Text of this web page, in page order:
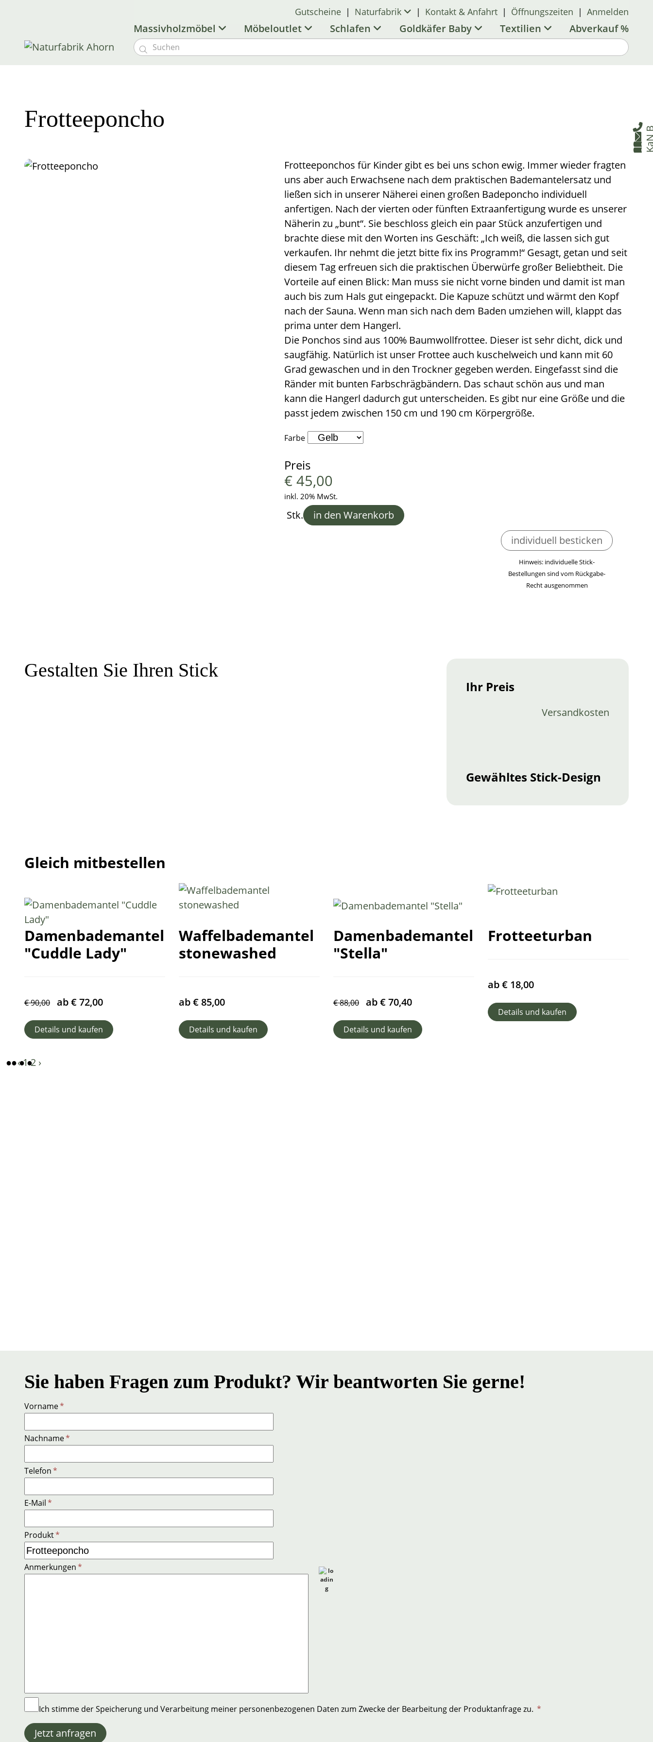



Gutscheine | Naturfabrik | Kontakt & Anfahrt | Öffnungszeiten | Anmelden
Massivholzmöbel Möbeloutlet Schlafen Goldkäfer Baby Textilien Abverkauf %

Frotteeponcho
Frotteeponchos für Kinder gibt es bei uns schon ewig. Immer wieder fragten
uns aber auch Erwachsene nach dem praktischen Bademantelersatz und
ließen sich in unserer Näherei einen großen Badeponcho individuell
anfertigen. Nach der vierten oder fünften Extraanfertigung wurde es unserer
Näherin zu „bunt“. Sie beschloss gleich ein paar Stück anzufertigen und
brachte diese mit den Worten ins Geschäft: „Ich weiß, die lassen sich gut
verkaufen. Ihr nehmt die jetzt bitte fix ins Programm!“ Gesagt, getan und seit
diesem Tag erfreuen sich die praktischen Überwürfe großer Beliebtheit. Die
Vorteile auf einen Blick: Man muss sie nicht vorne binden und damit ist man
auch bis zum Hals gut eingepackt. Die Kapuze schützt und wärmt den Kopf
nach der Sauna. Wenn man sich nach dem Baden umziehen will, klappt das
prima unter dem Hangerl.
Die Ponchos sind aus 100% Baumwollfrottee. Dieser ist sehr dicht, dick und
saugfähig. Natürlich ist unser Frottee auch kuschelweich und kann mit 60
Grad gewaschen und in den Trockner gegeben werden. Eingefasst sind die
Ränder mit bunten Farbschrägbändern. Das schaut schön aus und man
kann die Hangerl dadurch gut unterscheiden. Es gibt nur eine Größe und die
passt jedem zwischen 150 cm und 190 cm Körpergröße.
Farbe
Preis
€ 45,00
inkl. 20% MwSt.
Stk.
in den Warenkorb
individuell besticken
Hinweis: individuelle Stick-
Bestellungen sind vom Rückgabe-
Recht ausgenommen
Gestalten Sie Ihren Stick
Ihr Preis
Versandkosten
Gewähltes Stick-Design
Gleich mitbestellen
Damenbademantel
"Cuddle Lady"
€90,00 ab€ 72,00
Details und kaufen
Waffelbademantel
stonewashed
ab€ 85,00
Details und kaufen
Damenbademantel
"Stella"
€88,00 ab€ 70,40
Details und kaufen
Frotteeturban
ab€ 18,00
Details und kaufen
‹12 ›
Sie haben Fragen zum Produkt? Wir beantworten Sie gerne!
Vorname*
Nachname*
Telefon*
E-Mail*
Produkt*
Anmerkungen*
Ich stimme der Speicherung und Verarbeitung meiner personenbezogenen Daten zum Zwecke der Bearbeitung der Produktanfrage zu. *
Jetzt anfragen